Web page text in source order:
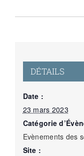
DÉTAILS
Date :
23 mars 2023
Catégorie
Evènements des
Site :